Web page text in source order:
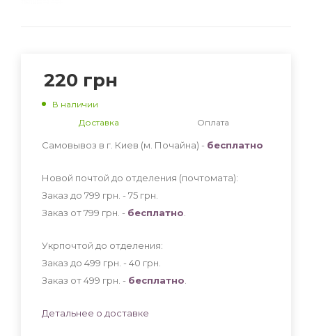
220 грн
В наличии
Доставка
Оплата
Самовывоз в г. Киев (м. Почайна) - бесплатно
Новой почтой до отделения (почтомата):
Заказ до 799 грн. - 75 грн
Заказ от 799 грн. - бесплатно
Укрпочтой до отделения:
Заказ до 499 грн. - 40 грн
Заказ от 499 грн. - бесплатно
Детальнее о доставке